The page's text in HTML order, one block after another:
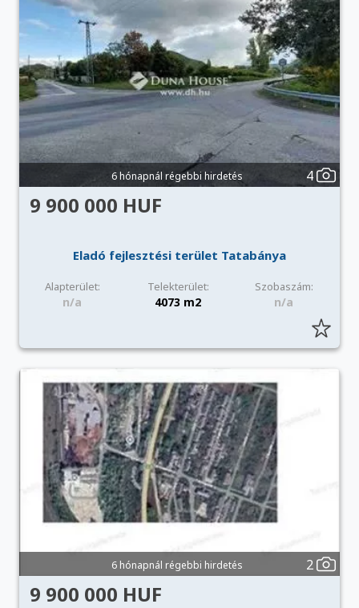
6 hónapnál régebbi hirdetés 4
9 900 000 HUF
Eladó fejlesztési terület Tatabánya
Alapterület: Telekterület: Szobaszám:
n/a 4073 m2 n/a
6 hónapnál régebbi hirdetés 2
9 900 000 HUF